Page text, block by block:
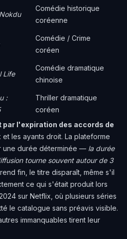
Comédie historique
coréenne
Comédie / Crime
coréen
Life
Comédie dramatique
chinoise
:
Thriller dramatique
coréen
l'expiration des accords de
les ayants droit. La plateforme
une durée déterminée — la durée
tourne souvent autour de 3
fin, le titre disparaît, même s'il
ce qui s'était produit lors
sur Netflix , où plusieurs séries
le catalogue sans préavis visible.
immanquables tirent leur